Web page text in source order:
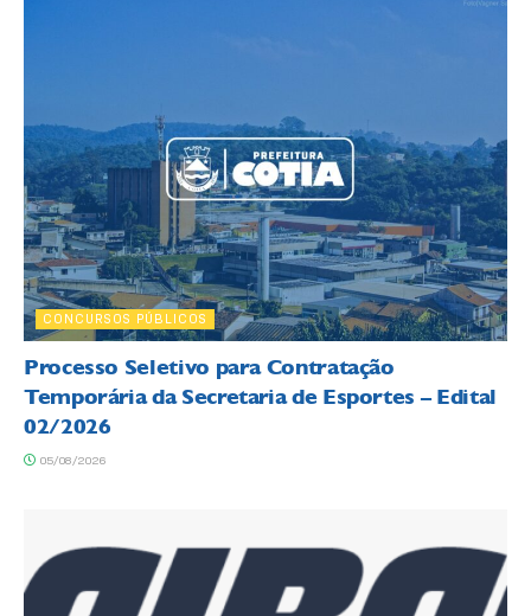
CONCURSOS PÚBLICOS
Processo Seletivo para Contratação
Temporária da Secretaria de Esportes – Edital
02/2026
05/08/2026